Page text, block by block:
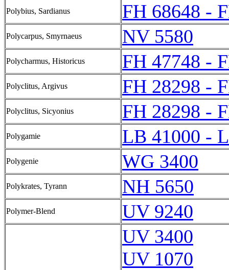
Polybius, Sardianus FH 68648 -
Polycarpus, Smyrnaeus NV 5580
Polycharmus, Historicus FH 47748 -
Polyclitus, Argivus FH 28298 -
Polyclitus, Sicyonius FH 28298 -
Polygamie LB 41000 -
Polygenie WG 3400
Polykrates, Tyrann NH 5650
Polymer-Blend UV 9240
UV 3400
UV 1070